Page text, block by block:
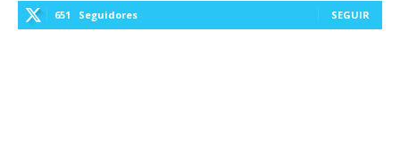
651 Seguidores SEGUIR